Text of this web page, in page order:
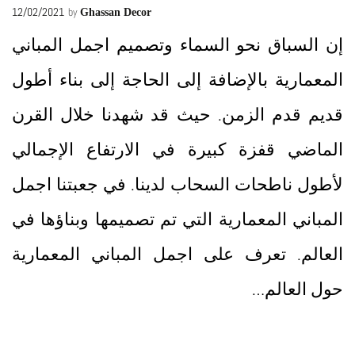
12/02/2021 by Ghassan Decor
إن السباق نحو السماء وتصميم اجمل المباني
المعمارية بالإضافة إلى الحاجة إلى بناء أطول
قديم قدم الزمن. حيث قد شهدنا خلال القرن
الماضي قفزة كبيرة في الارتفاع الإجمالي
لأطول ناطحات السحاب لدينا. في جعبتنا اجمل
المباني المعمارية التي تم تصميمها وبناؤها في
العالم. تعرف على اجمل المباني المعمارية
حول العالم…